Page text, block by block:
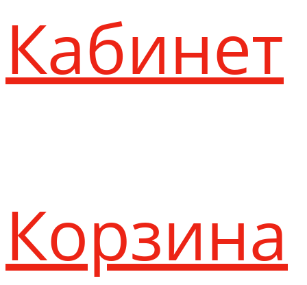
Кабинет
Корзина